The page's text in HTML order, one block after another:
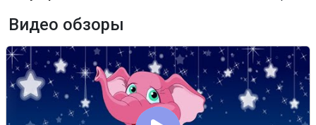
Видео обзоры